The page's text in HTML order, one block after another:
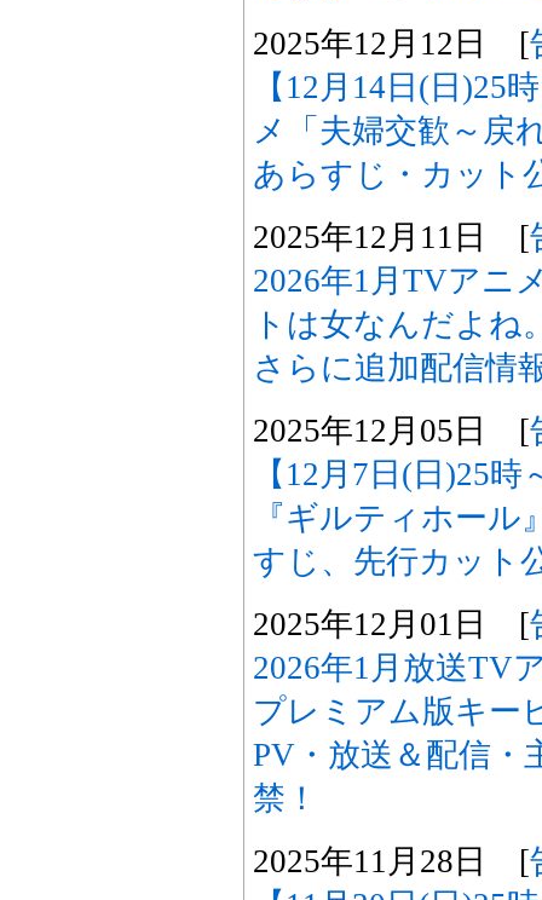
2025年12月12日 [
【12月14日(日)25
メ「夫婦交歓～戻
あらすじ・カット
2025年12月11日 [
2026年1月TVアニ
トは女なんだよね
さらに追加配信情
2025年12月05日 [
【12月7日(日)25
『ギルティホール
すじ、先行カット
2025年12月01日 [
2026年1月放送TV
プレミアム版キー
PV・放送＆配信・
禁！
2025年11月28日 [